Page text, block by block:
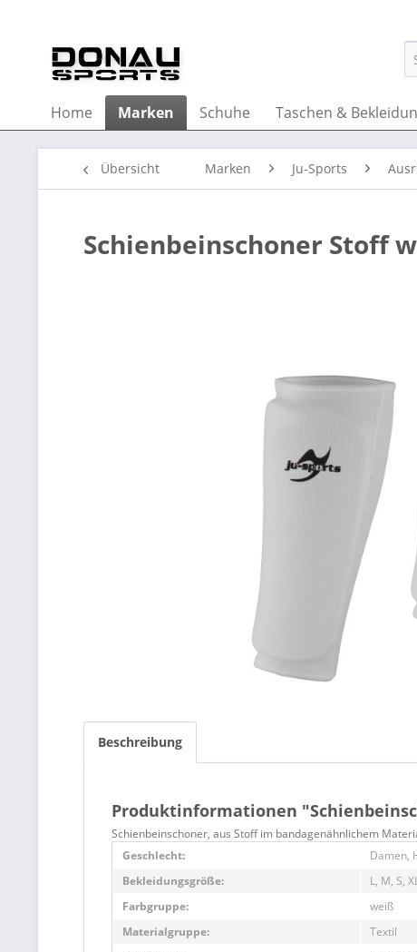
Home Marken Schuhe Taschen &
Übersicht Marken Ju-Sports
Schienbeinschoner Stoff
Beschreibung
Produktinformationen
Schienbeinschoner, aus Stoff im bandagenähnlichem
Geschlecht:
Damen,
Bekleidungsgröße:
L, M, S,
Farbgruppe:
weiß
Materialgruppe:
Textil